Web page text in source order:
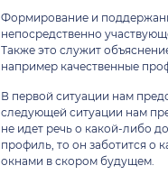
Формирование и
непосредственно
Также это служит
например качественные
В первой ситуации нам
следующей ситуации нам
не идет речь о какой-либо
профиль, то он заботится о
окнами в скором будущем.